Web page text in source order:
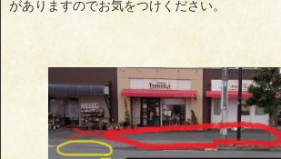
がありますのでお気をつけください。